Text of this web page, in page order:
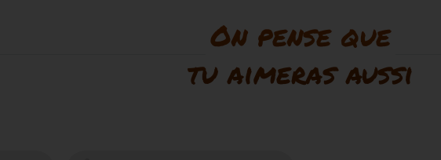
On pense que
tu aimeras aussi